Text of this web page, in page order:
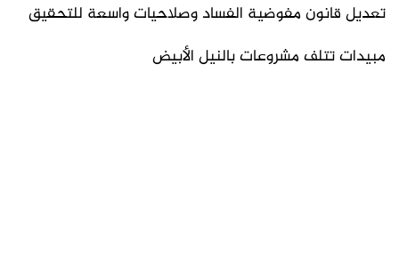
تعديل قانون مفوضية الفساد وصلاحيات واسعة للتحقيق
مبيدات تتلف مشروعات بالنيل الأبيض